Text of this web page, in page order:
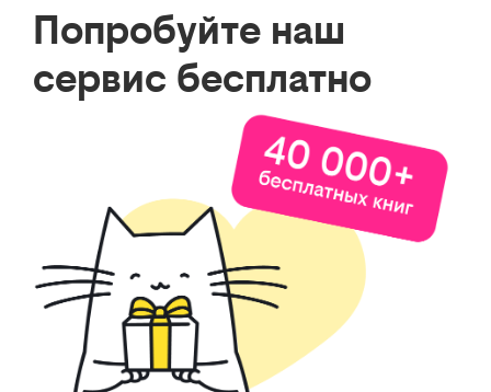
Попробуйте наш
сервис бесплатно